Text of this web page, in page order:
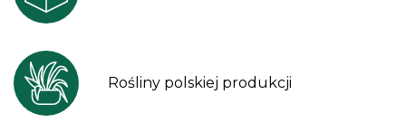
Rośliny polskiej produkcji